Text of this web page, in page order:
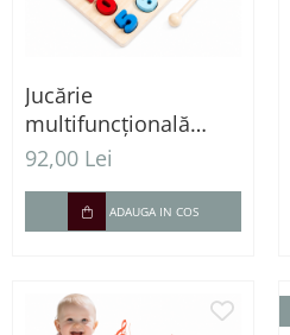
Jucărie
multifuncțională
Montessori 5 în 1 din
pescuit, sortator,
cifre și joc de rol
92,00 Lei
ADAUGA IN COS